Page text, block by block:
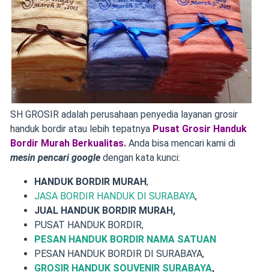
SH GROSIR adalah perusahaan penyedia layanan grosir
handuk bordir atau lebih tepatnyaPusat Grosir Handuk
Bordir Murah Berkualitas.Anda bisa mencari kami di
mesin pencari googledengan kata kunci:
HANDUK BORDIR MURAH,
JASA BORDIR HANDUK DI SURABAYA,
JUAL HANDUK BORDIR MURAH,
PUSAT HANDUK BORDIR,
PESAN HANDUK BORDIR NAMA SATUAN
PESAN HANDUK BORDIR DI SURABAYA,
GROSIR HANDUK SOUVENIR SURABAYA,